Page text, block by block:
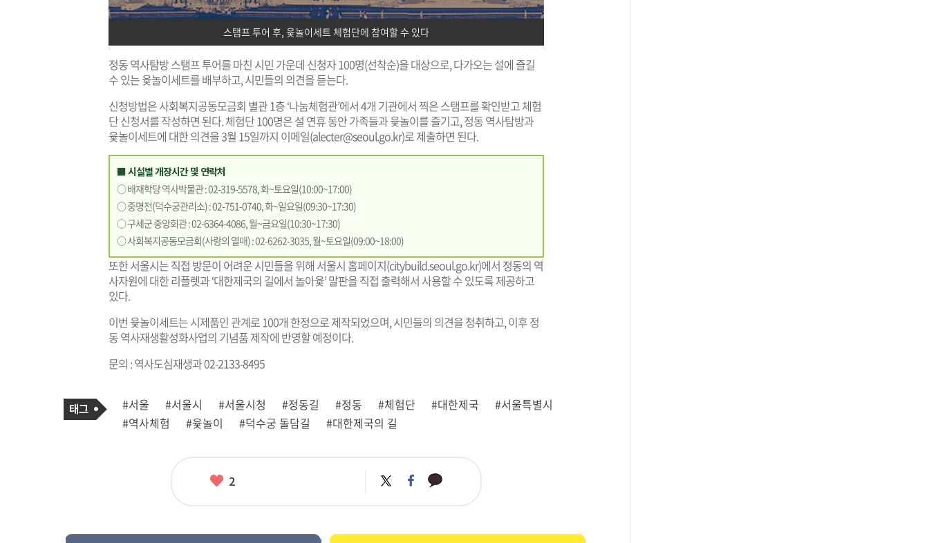
스탬프 투어 후, 윷놀이세트 체험단에 참여할 수 있다
정동 역사탐방 스탬프 투어를 마친 시민 가운데 신청자 100명(선착순)을 대상으로, 다가오는 설에 즐길
수 있는 윷놀이세트를 배부하고, 시민들의 의견을 듣는다.
신청방법은 사회복지공동모금회 별관 1층 ‘나눔체험관’에서 4개 기관에서 찍은 스탬프를 확인받고 체험
단 신청서를 작성하면 된다. 체험단 100명은 설 연휴 동안 가족들과 윷놀이를 즐기고, 정동 역사탐방과
윷놀이세트에 대한 의견을 3월 15일까지 이메일(alecter@seoul.go.kr)로 제출하면 된다.
■ 시설별 개장시간 및 연락처
○ 배재학당 역사박물관 : 02-319-5578, 화~토요일(10:00~17:00)
○ 중명전(덕수궁관리소) : 02-751-0740, 화~일요일(09:30~17:30)
○ 구세군 중앙회관 : 02-6364-4086, 월~금요일(10:30~17:30)
○ 사회복지공동모금회(사랑의 열매) : 02-6262-3035, 월~토요일(09:00~18:00)
또한 서울시는 직접 방문이 어려운 시민들을 위해 서울시 홈페이지(citybuild.seoul.go.kr)에서 정동의 역
사자원에 대한 리플렛과 ‘대한제국의 길에서 놀아윷’ 말판을 직접 출력해서 사용할 수 있도록 제공하고
있다.
이번 윷놀이세트는 시제품인 관계로 100개 한정으로 제작되었으며, 시민들의 의견을 청취하고, 이후 정
동 역사재생활성화사업의 기념품 제작에 반영할 예정이다.
문의 : 역사도심재생과 02-2133-8495
사
관
련
태
그
#서울 #서울시 #서울시청 #정동길 #정동 #체험단 #대한제국
#서울특별시
#역사체험
#윷놀이 #덕수궁 돌담길 #대한제국의 길
좋
2 트
위
페
이
카
카